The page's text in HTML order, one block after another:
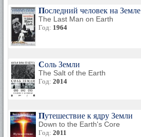
Последний человек на Земле
The Last Man on Earth
Год: 1964
Соль Земли
The Salt of the Earth
Год: 2014
Путешествие к ядру Земли
Down to the Earth's Core
Год: 2011